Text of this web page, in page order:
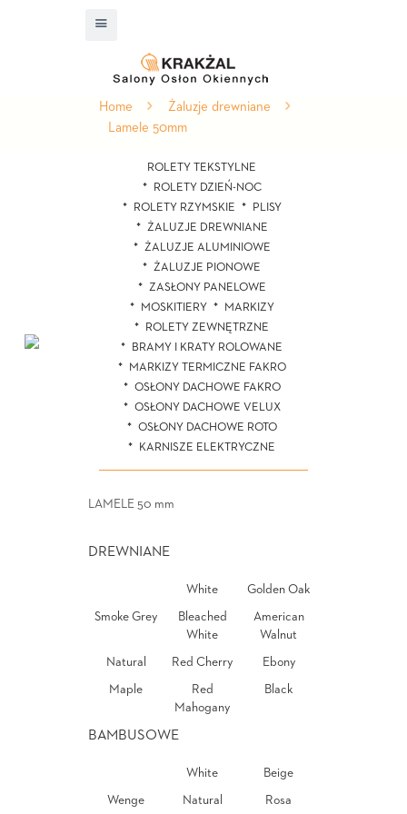
Home
Żaluzje drewniane
Lamele 50mm
ROLETY TEKSTYLNE
ROLETY DZIEŃ-NOC
ROLETY RZYMSKIE
PLISY
ŻALUZJE DREWNIANE
ŻALUZJE ALUMINIOWE
ŻALUZJE PIONOWE
ZASŁONY PANELOWE
MOSKITIERY
MARKIZY
ROLETY ZEWNĘTRZNE
BRAMY I KRATY ROLOWANE
MARKIZY TERMICZNE FAKRO
OSŁONY DACHOWE FAKRO
OSŁONY DACHOWE VELUX
OSŁONY DACHOWE ROTO
KARNISZE ELEKTRYCZNE
LAMELE 50 mm
DREWNIANE
White Golden Oak
Smoke Grey
Bleached
White
American
Walnut
Natural Red Cherry Ebony
Maple
Red
Mahogany
Black
BAMBUSOWE
White Beige
Wenge Natural Rosa